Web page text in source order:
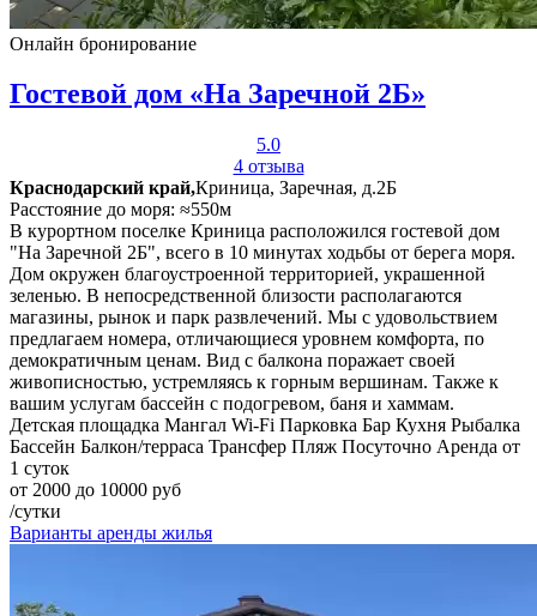
Онлайн бронирование
Гостевой дом «На Заречной 2Б»
5.0
4 отзыва
Краснодарский край,Криница, Заречная, д.2Б
Расстояние до моря: ≈550м
В курортном поселке Криница расположился гостевой дом
"На Заречной 2Б", всего в 10 минутах ходьбы от берега моря.
Дом окружен благоустроенной территорией, украшенной
зеленью. В непосредственной близости располагаются
магазины, рынок и парк развлечений. Мы с удовольствием
предлагаем номера, отличающиеся уровнем комфорта, по
демократичным ценам. Вид с балкона поражает своей
живописностью, устремляясь к горным вершинам. Также к
вашим услугам бассейн с подогревом, баня и хаммам.
Детская площадка Мангал Wi-Fi Парковка Бар Кухня Рыбалка
Бассейн Балкон/терраса Трансфер Пляж Посуточно Аренда от
1 суток
от 2000 до 10000 руб
/сутки
Варианты аренды жилья